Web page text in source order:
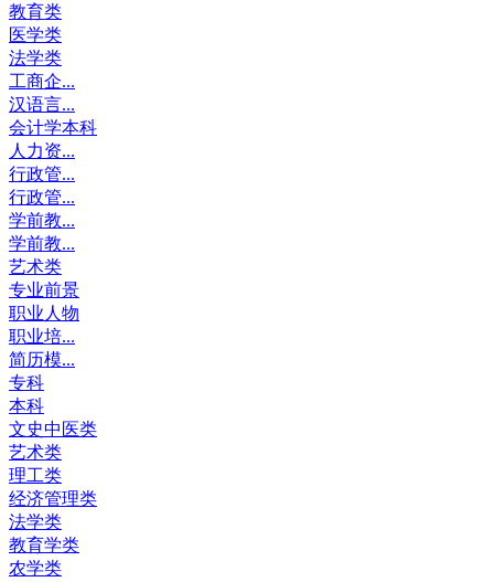
教育类
医学类
法学类
工商企...
汉语言...
会计学本科
人力资...
行政管...
行政管...
学前教...
学前教...
艺术类
专业前景
职业人物
职业培...
简历模...
专科
本科
文史中医类
艺术类
理工类
经济管理类
法学类
教育学类
农学类